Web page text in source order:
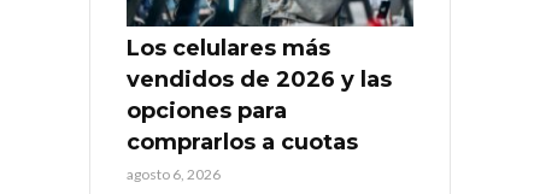
Los celulares más
vendidos de 2026 y las
opciones para
comprarlos a cuotas
agosto 6, 2026